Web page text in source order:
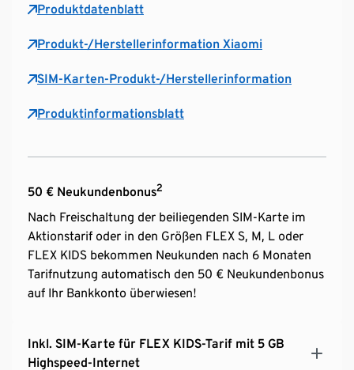
Produktdatenblatt
Produkt-/Herstellerinformation Xiaomi
SIM-Karten-Produkt-/Herstellerinformation
Produktinformationsblatt
50 € Neukundenbonus2
Nach Freischaltung der beiliegenden SIM-Karte im
Aktionstarif oder in den Größen FLEX S, M, L oder
FLEX KIDS bekommen Neukunden nach 6 Monaten
Tarifnutzung automatisch den 50 € Neukundenbonus
auf Ihr Bankkonto überwiesen!
Inkl. SIM-Karte für FLEX KIDS-Tarif mit 5 GB
Highspeed-Internet